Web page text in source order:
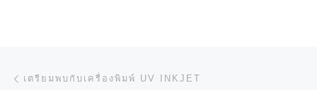
การนำทางของเรื่อง
เตรียมพบกับเครื่องพิมพ์ UV INKJET